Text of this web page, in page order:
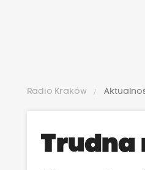
Radio Kraków
Trudna